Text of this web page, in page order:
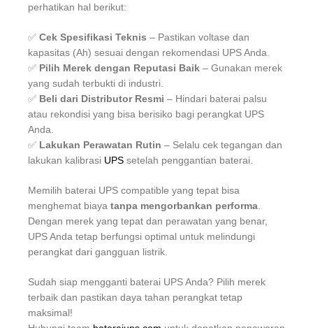
perhatikan hal berikut:
✅ Cek Spesifikasi Teknis – Pastikan voltase dan
kapasitas (Ah) sesuai dengan rekomendasi UPS Anda.
✅ Pilih Merek dengan Reputasi Baik – Gunakan merek
yang sudah terbukti di industri.
✅ Beli dari Distributor Resmi – Hindari baterai palsu
atau rekondisi yang bisa berisiko bagi perangkat UPS
Anda.
✅ Lakukan Perawatan Rutin – Selalu cek tegangan dan
lakukan kalibrasi UPS setelah penggantian baterai.
Memilih baterai UPS compatible yang tepat bisa
menghemat biaya tanpa mengorbankan performa
Dengan merek yang tepat dan perawatan yang benar,
UPS Anda tetap berfungsi optimal untuk melindungi
perangkat dari gangguan listrik.
Sudah siap mengganti baterai UPS Anda? Pilih merek
terbaik dan pastikan daya tahan perangkat tetap
maksimal!